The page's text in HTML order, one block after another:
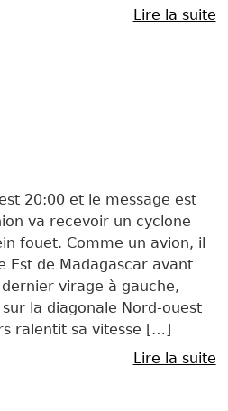
Lire la suite
20:00 et le message est
va recevoir un cyclone
fouet. Comme un avion, il
Est de Madagascar avant
virage à gauche,
la diagonale Nord-ouest
ralentit sa vitesse […]
Lire la suite